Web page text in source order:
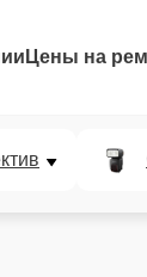
Цены на